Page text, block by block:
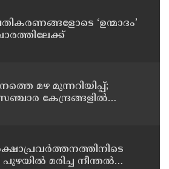
കമ്മിറ്റി‘ഉന്മാദം’
മഴ മുന്നറിയിപ്പ്;
കേന്ദ്രങ്ങളില്‍
പുഴയിൽ മരിച്ച നീന്തൽ